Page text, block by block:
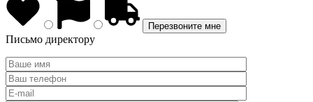
Письмо директору